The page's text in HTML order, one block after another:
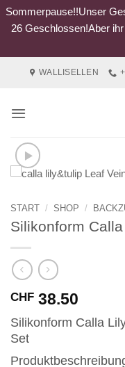
Sommerpause!!Unser
26 Geschlossen!Aber
WALLISELLEN
START / SHOP /
Silikonform
CHF 38.50
Silikonform Calla
Set